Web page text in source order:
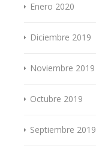
Enero 2020
Diciembre 2019
Noviembre 2019
Octubre 2019
Septiembre 2019